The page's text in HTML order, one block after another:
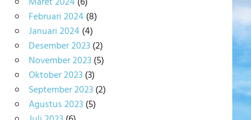
Februari 2024(8)
Januari 2024(4)
Desember 2023(2)
November 2023(5)
Oktober 2023(3)
September 2023(2)
Agustus 2023(5)